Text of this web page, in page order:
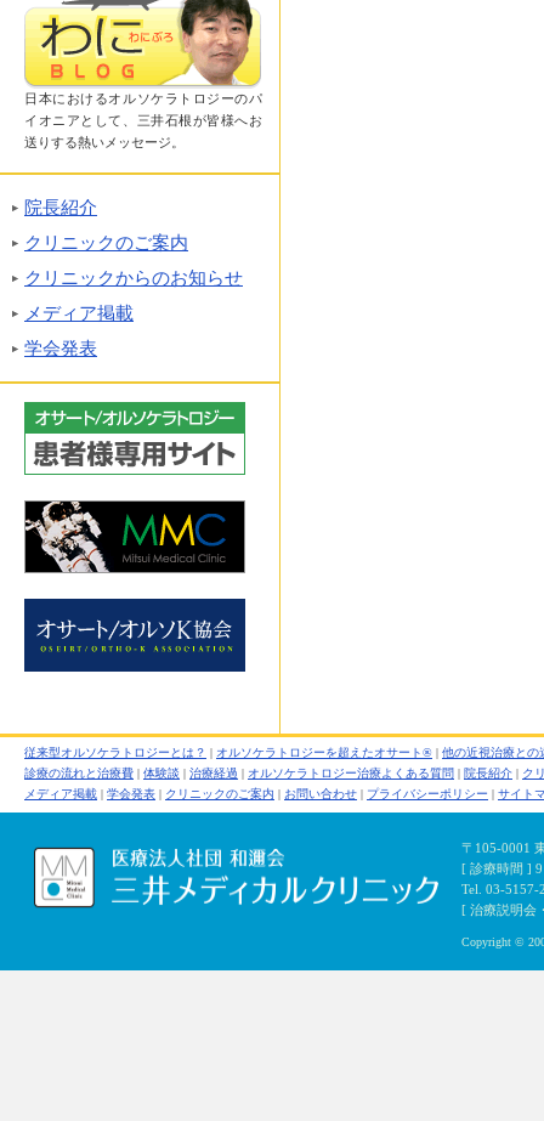
日本におけるオルソケラトロジーのパ
イオニアとして、三井石根が皆様へお
送りする熱いメッセージ。
院長紹介
クリニックのご案内
クリニックからのお知らせ
メディア掲載
学会発表
従来型オルソケラトロジーとは？ | オルソケラトロジーを超えたオサート® | 他の近視治療との
診療の流れと治療費 | 体験談 | 治療経過 | オルソケラトロジー治療よくある質問 | 院長紹介 | ク
メディア掲載 | 学会発表 | クリニックのご案内 | お問い合わせ | プライバシーポリシー | サイト
〒105-0001
[ 診療時間 ]
Tel. 03-5157-
[ 治療説明会
Copyright ©